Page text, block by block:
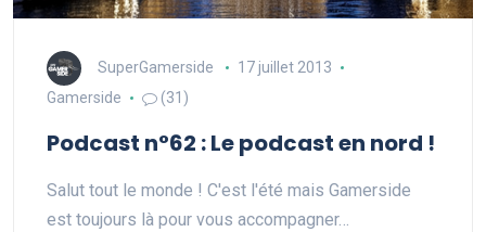
SuperGamerside
17 juillet 2013
Gamerside
(31)
Podcast n°62 : Le podcast en nord !
Salut tout le monde ! C'est l'été mais Gamerside
est toujours là pour vous accompagner…